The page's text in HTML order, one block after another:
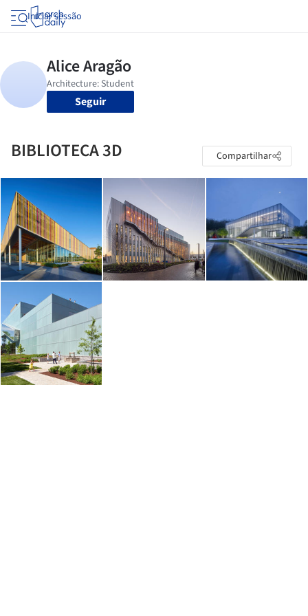
Iniciar sessão
Seguir
BIBLIOTECA 3D Compartilhar